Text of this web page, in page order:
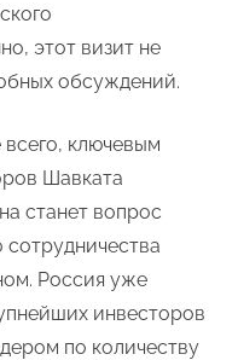
этот визит не
обсуждений.
ключевым
Шавката
станет вопрос
сотрудничества
Россия уже
инвесторов
по количеству